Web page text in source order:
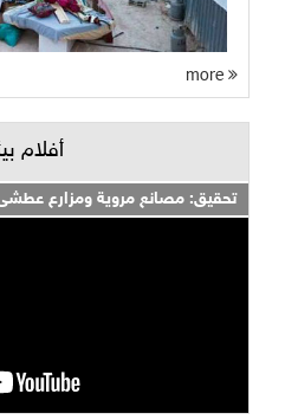
أفلام
تحقيق: مصانع مروية ومزارع